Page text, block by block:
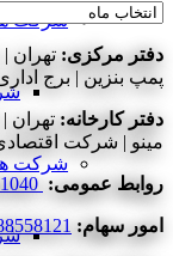
شرکت
شرکت
بایگانی‌ها
دفتر مرکزی: تهران
پمپ بنزین | برج
دفتر کارخانه:
مینو | شرکت
روابط عمومی:
امور سهام: – 021